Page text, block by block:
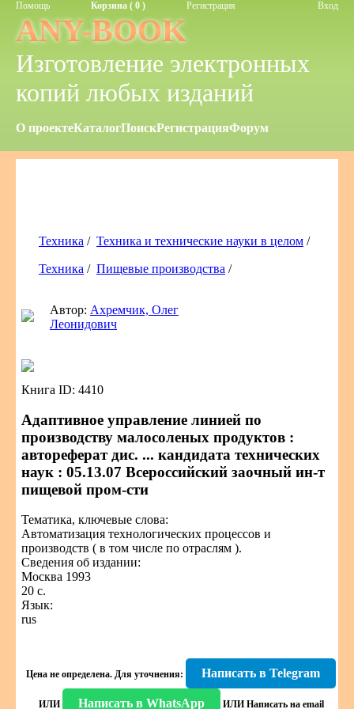
Помощь Корзина ( 0 ) Регистрация Вход
ANY-BOOK
Изготовление электронных
копий любых изданий
О проектеКаталогПоискРегистрацияФорум
Техника / Техника и технические науки в целом /
Техника / Пищевые производства /
Автор: Ахремчик, Олег
Леонидович
Книга ID: 4410
Адаптивное управление линией по
производству малосоленых продуктов :
автореферат дис. ... кандидата технических
наук : 05.13.07 Всероссийский заочный ин-т
пищевой пром-сти
Тематика, ключевые слова:
Автоматизация технологических процессов и
производств ( в том числе по отраслям ).
Сведения об издании:
Москва 1993
20 с.
Язык:
rus
Цена не определена. Для уточнения: Написать в Telegram
ИЛИ Написать в WhatsApp ИЛИ Написать на email